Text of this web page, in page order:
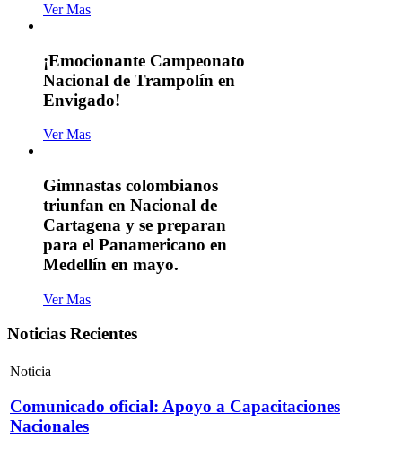
Ver Mas
¡Emocionante Campeonato
Nacional de Trampolín en
Envigado!
Ver Mas
Gimnastas colombianos
triunfan en Nacional de
Cartagena y se preparan
para el Panamericano en
Medellín en mayo.
Ver Mas
Noticias Recientes
Noticia
Comunicado oficial: Apoyo a Capacitaciones
Nacionales